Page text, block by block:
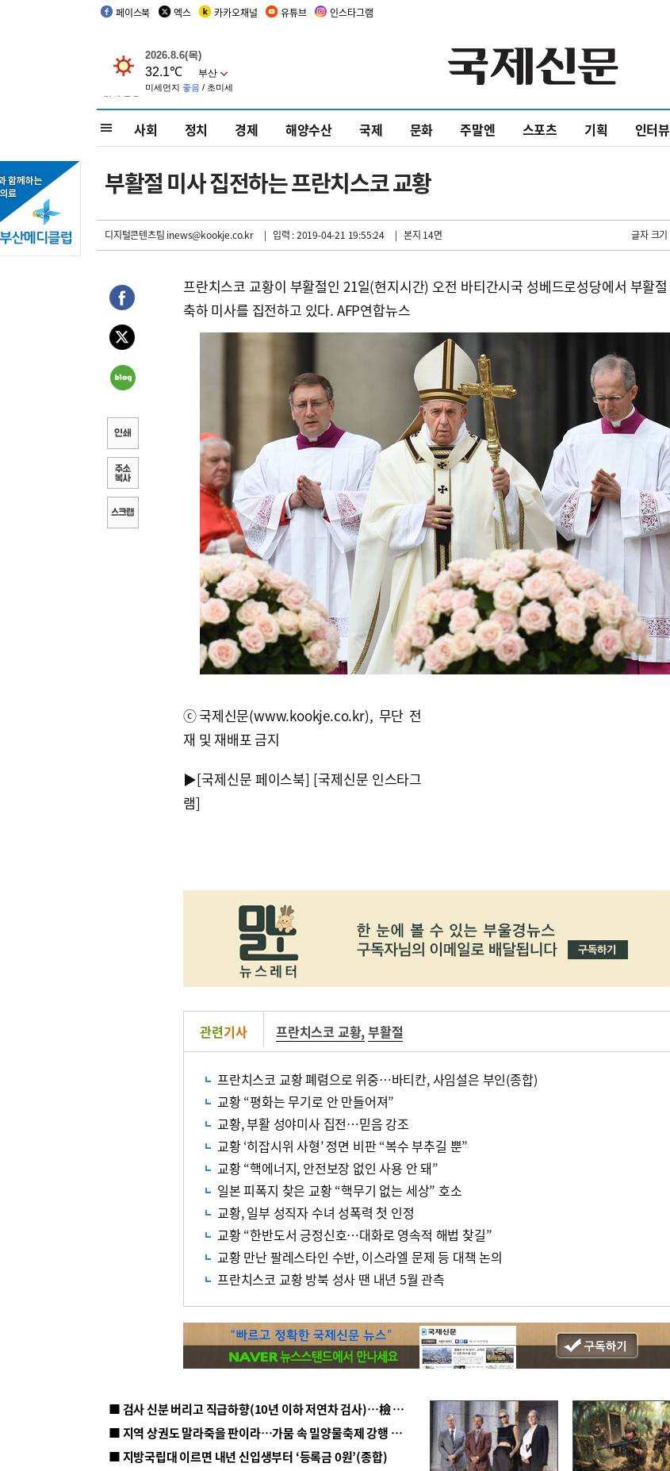
페이스북 엑스 카카오채널 유튜브 인스타그램
사회 정치 경제 해양수산 국제 문화 주말엔 스포츠 기획 인터뷰
부활절 미사 집전하는 프란치스코 교황
디지털콘텐츠팀 inews@kookje.co.kr | 입력 : 2019-04-21 19:55:24 | 본지 14면 글자 크기
프란치스코 교황이 부활절인 21일(현지시간) 오전 바티간시국 성베드로성당에서 부활절
축하 미사를 집전하고 있다. AFP연합뉴스
ⓒ국제신문(www.kookje.co.kr), 무단 전
재 및 재배포 금지
▶[국제신문 페이스북] [국제신문 인스타그
램]
관련기사 프란치스코 교황,부활절
프란치스코 교황 폐렴으로 위중…바티칸, 사임설은 부인(종합)
교황 “평화는 무기로 안 만들어져”
교황, 부활 성야미사 집전…믿음 강조
교황 ‘히잡시위 사형’ 정면 비판 “복수 부추길 뿐”
교황 “핵에너지, 안전보장 없인 사용 안 돼”
일본 피폭지 찾은 교황 “핵무기 없는 세상” 호소
교황, 일부 성직자 수녀 성폭력 첫 인정
교황 “한반도서 긍정신호…대화로 영속적 해법 찾길”
교황 만난 팔레스타인 수반, 이스라엘 문제 등 대책 논의
프란치스코 교황 방북 성사 땐 내년 5월 관측
■ 검사 신분 버리고 직급하향(10년 이하 저연차 검사)…檢 중수청행 기피
■ 지역 상권도 말라죽을 판이라…가뭄 속 밀양물축제 강행 논란
■ 지방국립대 이르면 내년 신입생부터 ‘등록금 0원’(종합)